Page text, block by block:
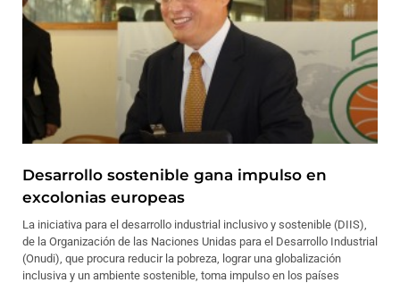
Desarrollo sostenible gana impulso en
excolonias europeas
La iniciativa para el desarrollo industrial inclusivo y sostenible (DIIS),
de la Organización de las Naciones Unidas para el Desarrollo Industrial
(Onudi), que procura reducir la pobreza, lograr una globalización
inclusiva y un ambiente sostenible, toma impulso en los países